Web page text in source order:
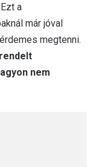
a
már jóval
megtenni.
nem